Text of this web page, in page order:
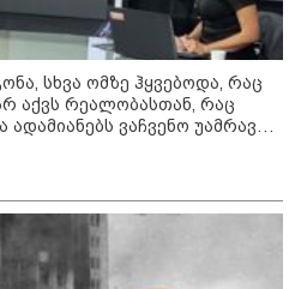
რომ მასწავლებელი
ავიწროებდა,
წაქეზება იყო" -
სიახლე
სხვა ომზე ჰყვებოდა, რაც
აქვს რეალობასთან, რაც
ვაჩვენო უამრავი